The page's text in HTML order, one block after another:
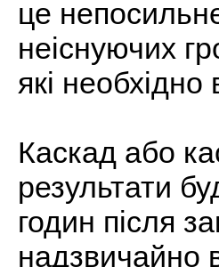
це
неіснуючих
які
Каскад або
результати
годин після
надзвичайно